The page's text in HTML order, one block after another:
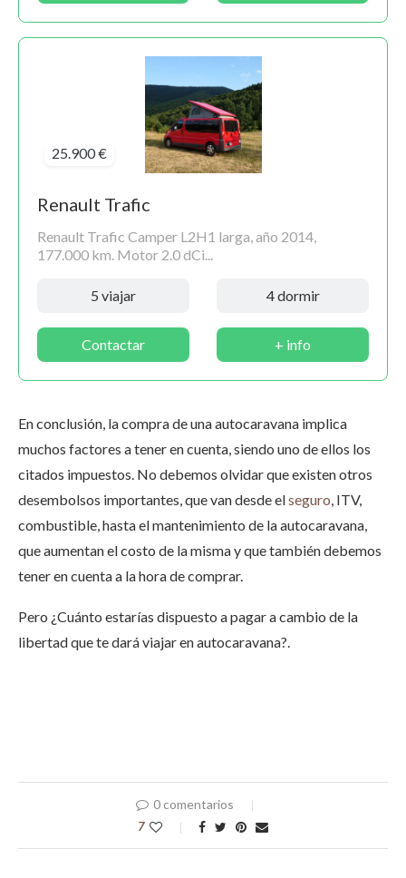
25.900 €
Renault Trafic
Renault Trafic Camper L2H1 larga, año 2014,
177.000 km. Motor 2.0 dCi...
5 viajar 4 dormir
Contactar + info
En conclusión, la compra de una autocaravana implica
muchos factores a tener en cuenta, siendo uno de ellos los
citados impuestos. No debemos olvidar que existen otros
desembolsos importantes, que van desde elseguro , ITV,
combustible, hasta el mantenimiento de la autocaravana,
que aumentan el costo de la misma y que también debemos
tener en cuenta a la hora de comprar.
Pero ¿Cuánto estarías dispuesto a pagar a cambio de la
libertad que te dará viajar en autocaravana?.
0 comentarios
7